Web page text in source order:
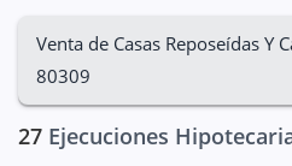
Venta de Casas Reposeídas Y
80309
27 Ejecuciones